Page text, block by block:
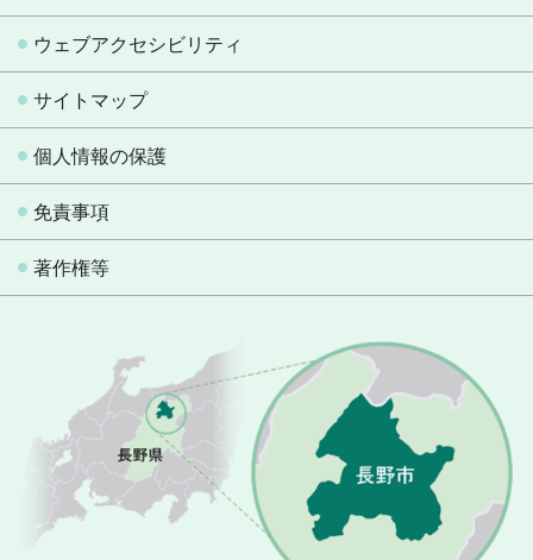
ウェブアクセシビリティ
サイトマップ
個人情報の保護
免責事項
著作権等